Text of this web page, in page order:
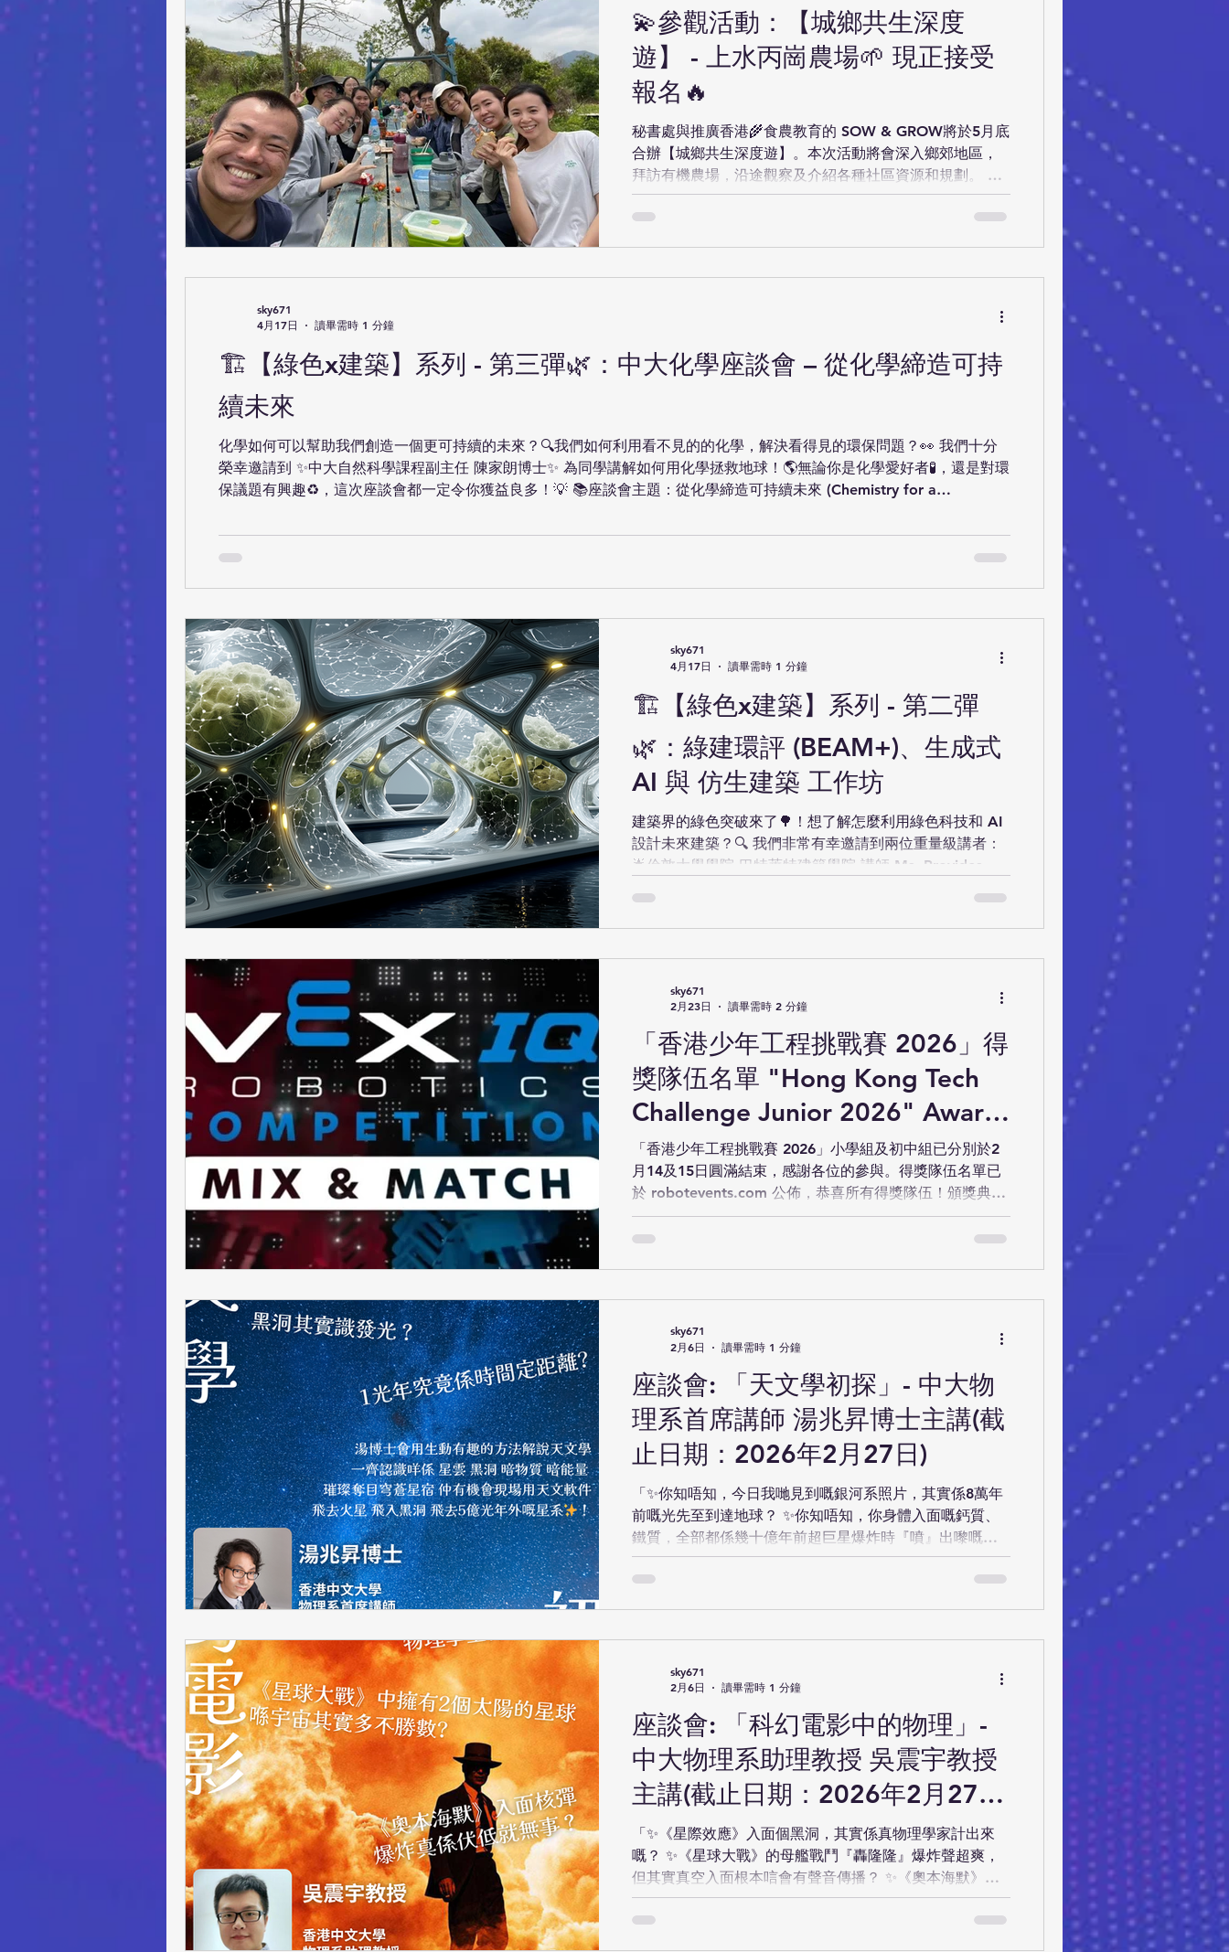
list=PLacD3rYaIp4fki0p4SgJ0MaSLSmEMvQqK #綠色科
技創意大賽 #GreenInnovation2026 #公眾投票 #三菱電機
香港 #香港科技園公司 #綠建宜居 #綠色建築 #環保建材 #
宜居城市 #生活質素 #永
💫參觀活動：【城鄉共生深度
遊】 - 上水丙崗農場🌱 現正接受
報名🔥
秘書處與推廣香港🌾食農教育的 SOW & GROW將於5月底
合辦【城鄉共生深度遊】。本次活動將會深入鄉郊地區，
拜訪有機農場，沿途觀察及介紹各種社區資源和規劃。 從
前所未有的角度細看城市的發展，與此同時，讓同學輕鬆
了解🌱鄉郊農地對整個社群的長遠益處。希望同學能夠明
的分佈，認識鄉郊規劃的現況 適合讓同學跳出課堂認識到
以下概念： 城鄉共生 ｜碳中和 ♻️｜宜居城市🏙️｜永續發
展🌍 📅日期：5月30日 (六) / 6月27日(六) 🕙時間：
截止日期：5月20日正午 🔗報名連結：
https://cloud.itsc.cuhk.edu.hk/webform/view.php?
id=13731
🏗️【綠色x建築】系列 - 第三彈🌿：中大化學座談會 – 從化學締造可持
續未來
化學如何可以幫助我們創造一個更可持續的未來？🔍我們如何利用看不見的的化學，解決看得見的環保問題？👀 我們十分
榮幸邀請到 ✨中大自然科學課程副主任 陳家朗博士✨ 為同學講解如何用化學拯救地球！🌎無論你是化學愛好者🧪，還是對環
保議題有興趣♻️，這次座談會都一定令你獲益良多！💡 📚座談會主題：從化學締造可持續未來 (Chemistry for a
14:30 📍地點：香港中文大學 🎯對象：中一至中六學生（「綠色科技創意大賽 2026」參加者優先） 👥名額：80人 ⚠️報名
截止日期：2026年5月4日 網上報名表： https://cloud.itsc.cuhk.edu.hk/webform/view.php?id=13731210 名額有限，先
sky671
4月17日
讀畢需時 1 分鐘
🏗️【綠色x建築】系列 - 第二彈
🌿：綠建環評 (BEAM+)、生成式
AI 與 仿生建築 工作坊
建築界的綠色突破來了🌳！想了解怎麼利用綠色科技和 AI
設計未來建築？🔍 我們非常有幸邀請到兩位重量級講者：
🌟倫敦大學學院 巴特萊特建築學院 講師 Ms. Provides Ng
(Biomimicry Design) 的最新趨勢！ 🤩無論你對建築、設
HKBEAM+, GenAI, and Biomimicry Design 🗣️講者： 🌟
(The Bartlett) 講師 ✨ Ar. Esther Chan - 香港註冊建築師
(ARB, HKIA) 📅日期：2026年5月9日（星期六） 🕥時間：
10:30 – 12:30 📍地點：香港中文大學 🎯對象：小四至中六
學生（「綠色科
sky671
4月17日
讀畢需時 1 分鐘
「香港少年工程挑戰賽 2026」得
獎隊伍名單 "Hong Kong Tech
Challenge Junior 2026" Award-
Winning Team List
「香港少年工程挑戰賽 2026」小學組及初中組已分別於2
月14及15日圓滿結束，感謝各位的參與。得獎隊伍名單已
於 robotevents.com 公佈，恭喜所有得獎隊伍！頒獎典禮
將於3月14日於香港中文大學舉行，請各得獎隊伍留意電郵
查看典禮安排。 "Hong Kong Tech Challenge Junior
participation. The list of award-winning teams have
been publish on robotevents.com . Congratulations for
all award winners! The award ceremony will be held on
14 Mar in the Chinese University of Hong Kong. Please
sky671
2月23日
讀畢需時 2 分鐘
座談會: 「天文學初探」- 中大物
理系首席講師 湯兆昇博士主講(截
止日期：2026年2月27日)
「✨你知唔知，今日我哋見到嘅銀河系照片，其實係8萬年
前嘅光先至到達地球？ ✨你知唔知，你身體入面嘅鈣質、
鐵質，全部都係幾十億年前超巨星爆炸時『噴』出嚟嘅？
✨你每呼吸一下宇宙都跟住膨脹咗22公里？」 今次座談會
唔係要你背公式、計軌道、爆微積分！我哋會用多媒體去
返嚟嘅哈雷彗星究竟係點計出嚟 知多啲咩係黑洞、白洞、
蟲洞、暗物質、暗能量 讀完之後保證你對住星空嘅眼神永
遠唔同晒。 以後夜晚出街抬頭望星，就再唔係「哇好多星
星」咁簡單 即刻報名，一齊上宇宙啦！名額有限，報名從
速！✨✨✨ 日期 ： 2026年3月7日(星期六) 時間 ：
10:00am-11:30am 地點： 香港中文大學 鄭裕彤樓3樓LT5
(大學站B出口步行2分鐘便能到達) 對象： 小六至中六學生
活動名額 ： 80人 語言： 廣東話 報名連結：
https://cloud.itsc.cuhk.edu.hk/webform/vie
sky671
2月6日
讀畢需時 1 分鐘
座談會: 「科幻電影中的物理」-
中大物理系助理教授 吳震宇教授
主講(截止日期：2026年2月27
日)
「✨《星際效應》入面個黑洞，其實係真物理學家計出來
嘅？ ✨《星球大戰》的母艦戰鬥『轟隆隆』爆炸聲超爽，
但其實真空入面根本唁會有聲音傳播？ ✨《奧本海默》入
面核彈爆炸真係伏低就無事？」 科幻電影的確好正，但好
多時戲入面的物理都係唔合理! 今次「科幻電影中的物理」
sky671
2月6日
讀畢需時 1 分鐘